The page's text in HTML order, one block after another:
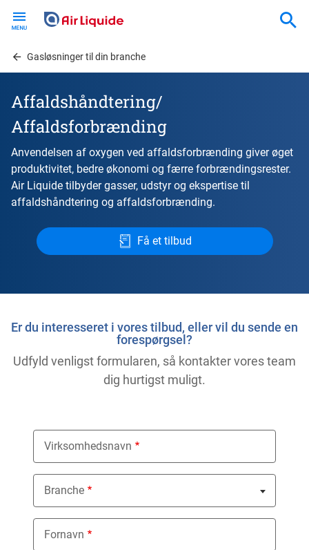
contentGasløsninger til din branche
Affaldshåndtering/
Affaldsforbrænding
Anvendelsen af ​​oxygen ved affaldsforbrænding giver øget
produktivitet, bedre økonomi og færre forbrændingsrester.
Air Liquide tilbyder gasser, udstyr og ekspertise til
affaldshåndtering og affaldsforbrænding.
Få et tilbud
Er du interesseret i vores tilbud, eller vil du sende en
forespørgsel?
Udfyld venligst formularen, så kontakter vores team
dig hurtigst muligt.
Virksomhedsnavn
Branche
Nothing selected
Fornavn